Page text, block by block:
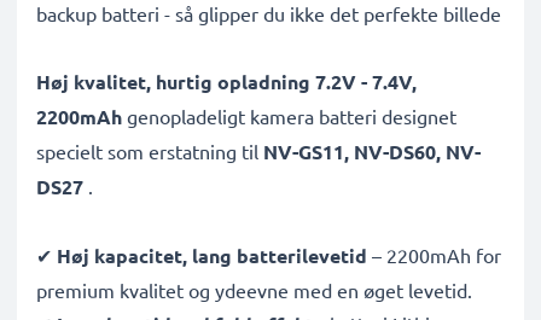
backup batteri - så glipper du ikke det perfekte billede
Høj kvalitet, hurtig opladning 7.2V - 7.4V,
2200mAh genopladeligt kamera batteri designet
specielt som erstatning til NV-GS11, NV-DS60, NV-
DS27 .
✔ Høj kapacitet, lang batterilevetid – 2200mAh for
premium kvalitet og ydeevne med en øget levetid.